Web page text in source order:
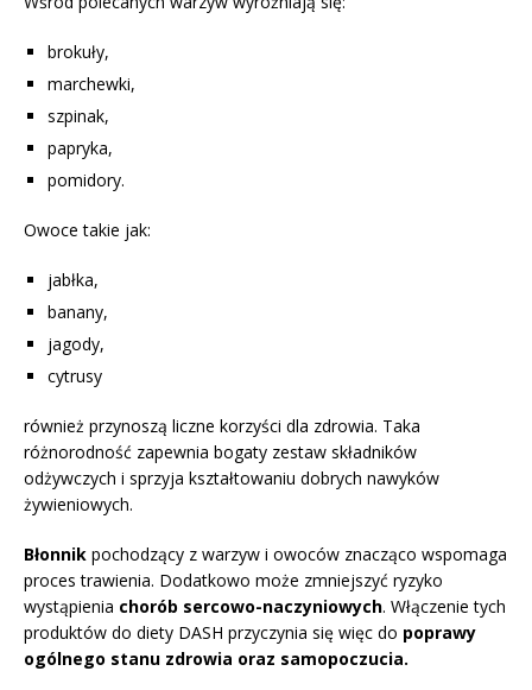
brokuły,
marchewki,
szpinak,
papryka,
pomidory.
Owoce takie jak:
jabłka,
banany,
jagody,
cytrusy
również przynoszą liczne korzyści dla zdrowia. Taka
różnorodność zapewnia bogaty zestaw składników
odżywczych i sprzyja kształtowaniu dobrych nawyków
żywieniowych.
Błonnik pochodzący z warzyw i owoców znacząco wspomaga
proces trawienia. Dodatkowo może zmniejszyć ryzyko
wystąpienia chorób sercowo-naczyniowych. Włączenie tych
produktów do diety DASH przyczynia się więc do poprawy
ogólnego stanu zdrowia oraz samopoczucia.